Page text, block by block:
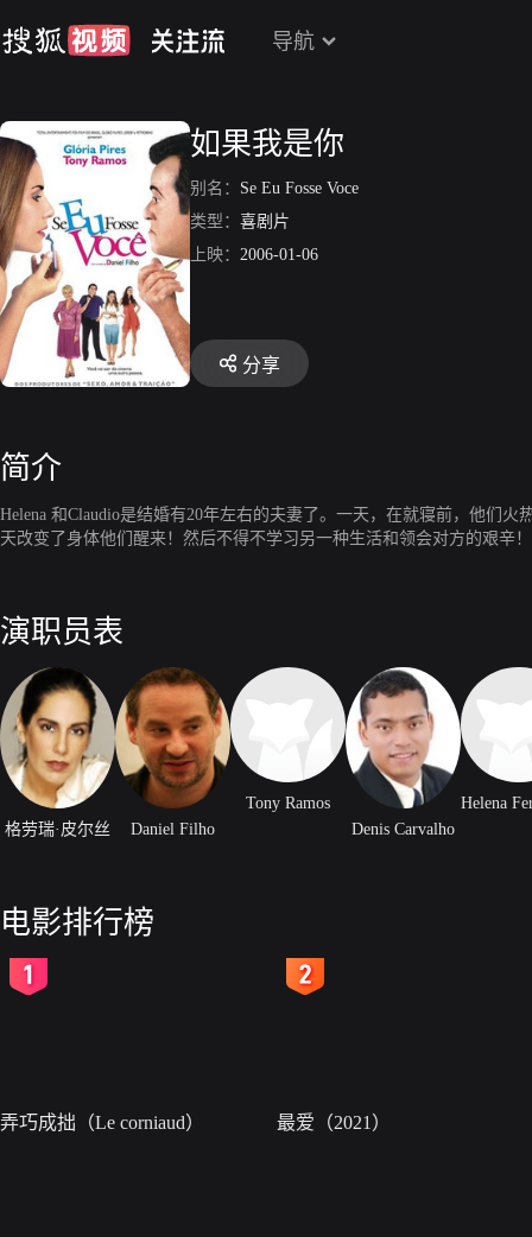
导航
如果我是你
别名： Se Eu Fosse Voce
类型： 喜剧片
上映： 2006-01-06
分享
简介
Helena 和Claudio是结婚有20年左右的夫妻了。一天，在就寝前，他们
天改变了身体他们醒来！然后不得不学习另一种生活和领会对方的艰辛！
演职员表
格劳瑞·皮尔丝 Daniel Filho
Tony Ramos
Denis Carvalho
电影排行榜
弄巧成拙（Le corniaud） 最爱（2021）